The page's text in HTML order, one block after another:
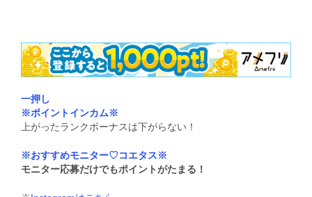
一押し
※ポイントインカム※
上がったランクボーナスは下がらない！
※おすすめモニター♡コエタス※
モニター応募だけでもポイントがたまる！